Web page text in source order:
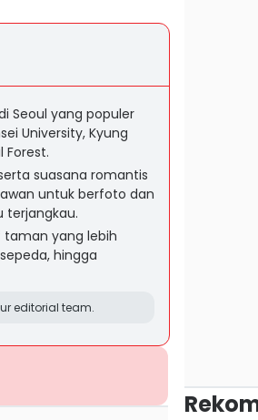
Seoul yang populer
University, Kyung
Forest.
suasana romantis
untuk berfoto dan
terjangkau.
taman yang lebih
hingga
editorial team.